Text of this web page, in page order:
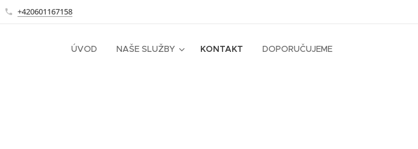
+420601167158
ÚVOD NAŠE SLUŽBY KONTAKT DOPORUČUJEME